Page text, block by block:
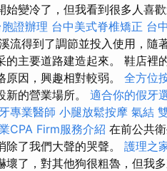
始變冷了，但我看到很多人喜
證辦理 台中美式脊椎矯正 台
流得到了調節並投入使用，隨
的主要道路建造起來。 鞋店裡
因，興趣相對較弱。 全方位
的營業場所。 適合你的假牙
專業醫師 小腿放鬆按摩 氣結
CPA Firm服務介紹 在前公共
了我們大聲的哭聲。 護理之
了，對其他狗很粗魯，但我